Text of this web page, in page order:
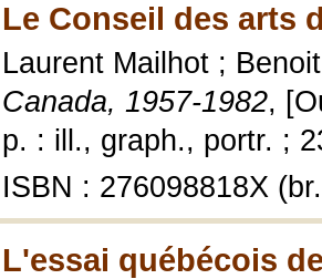
Le Conseil des arts
Laurent Mailhot ;
Canada, 1957-1982,
p. : ill., graph., portr. ;
ISBN : 276098818X
L'essai québécois